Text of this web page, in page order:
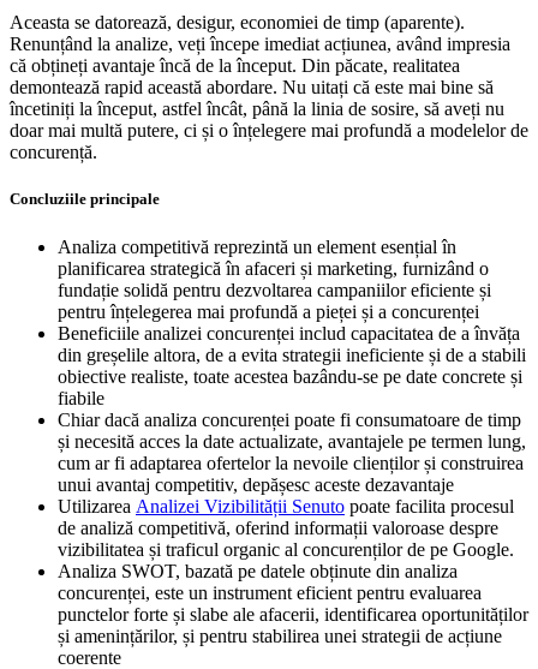
Aceasta se datorează, desigur, economiei de timp (aparente).
Renunțând la analize, veți începe imediat acțiunea, având impresia
că obțineți avantaje încă de la început. Din păcate, realitatea
demontează rapid această abordare. Nu uitați că este mai bine să
încetiniți la început, astfel încât, până la linia de sosire, să aveți nu
doar mai multă putere, ci și o înțelegere mai profundă a modelelor de
concurență.
Concluziile principale
Analiza competitivă reprezintă un element esențial în
planificarea strategică în afaceri și marketing, furnizând o
fundație solidă pentru dezvoltarea campaniilor eficiente și
pentru înțelegerea mai profundă a pieței și a concurenței
Beneficiile analizei concurenței includ capacitatea de a învăța
din greșelile altora, de a evita strategii ineficiente și de a stabili
obiective realiste, toate acestea bazându-se pe date concrete și
fiabile
Chiar dacă analiza concurenței poate fi consumatoare de timp
și necesită acces la date actualizate, avantajele pe termen lung,
cum ar fi adaptarea ofertelor la nevoile clienților și construirea
unui avantaj competitiv, depășesc aceste dezavantaje
Utilizarea Analizei Vizibilității Senuto poate facilita procesul
de analiză competitivă, oferind informații valoroase despre
vizibilitatea și traficul organic al concurenților de pe Google.
Analiza SWOT, bazată pe datele obținute din analiza
concurenței, este un instrument eficient pentru evaluarea
punctelor forte și slabe ale afacerii, identificarea oportunităților
și amenințărilor, și pentru stabilirea unei strategii de acțiune
coerente